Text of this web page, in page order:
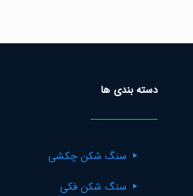
دسته بندی ها
سنگ شکن چکشی
سنگ شکن فکی